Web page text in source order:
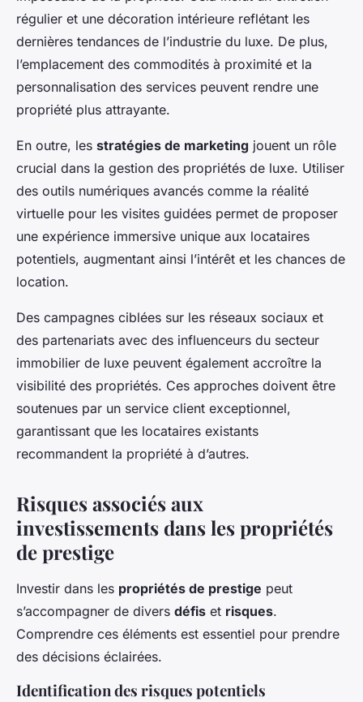
régulier et une décoration intérieure reflétant les
dernières tendances de l’industrie du luxe. De plus,
l’emplacement des commodités à proximité et la
personnalisation des services peuvent rendre une
propriété plus attrayante.
En outre, les stratégies de marketing jouent un rôle
crucial dans la gestion des propriétés de luxe. Utiliser
des outils numériques avancés comme la réalité
virtuelle pour les visites guidées permet de proposer
une expérience immersive unique aux locataires
potentiels, augmentant ainsi l’intérêt et les chances de
location.
Des campagnes ciblées sur les réseaux sociaux et
des partenariats avec des influenceurs du secteur
immobilier de luxe peuvent également accroître la
visibilité des propriétés. Ces approches doivent être
soutenues par un service client exceptionnel,
garantissant que les locataires existants
recommandent la propriété à d’autres.
Risques associés aux
investissements dans les propriétés
de prestige
Investir dans les propriétés de prestige peut
s’accompagner de divers défis et risques.
Comprendre ces éléments est essentiel pour prendre
des décisions éclairées.
Identification des risques potentiels